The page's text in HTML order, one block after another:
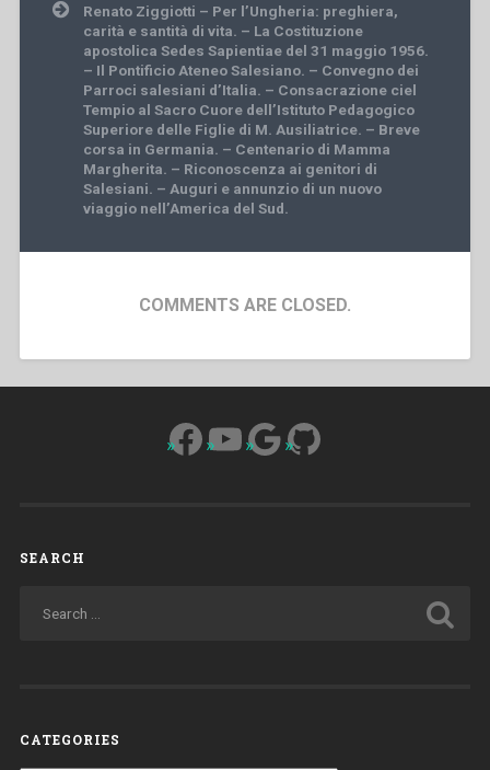
Renato Ziggiotti – Per l’Ungheria: preghiera,
carità e santità di vita. – La Costituzione
apostolica Sedes Sapientiae del 31 maggio 1956.
– Il Pontificio Ateneo Salesiano. – Convegno dei
Parroci salesiani d’Italia. – Consacrazione ciel
Tempio al Sacro Cuore dell’Istituto Pedagogico
Superiore delle Figlie di M. Ausiliatrice. – Breve
corsa in Germania. – Centenario di Mamma
Margherita. – Riconoscenza ai genitori di
Salesiani. – Auguri e annunzio di un nuovo
viaggio nell’America del Sud.
COMMENTS ARE CLOSED.
Facebook
YouTube
Google
GitHub
SEARCH
CATEGORIES